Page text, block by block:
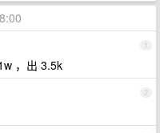
1
，出 3.5k
2